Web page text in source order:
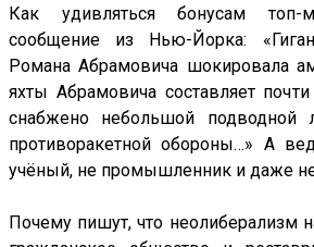
Как удивляться бонусам топ-
сообщение из Нью-Йорка:
Романа Абрамовича шокировала
яхты Абрамовича составляет
снабжено небольшой подводной
противоракетной обороны…» А
учёный, не промышленник и даже
Почему пишут, что неолиберализм